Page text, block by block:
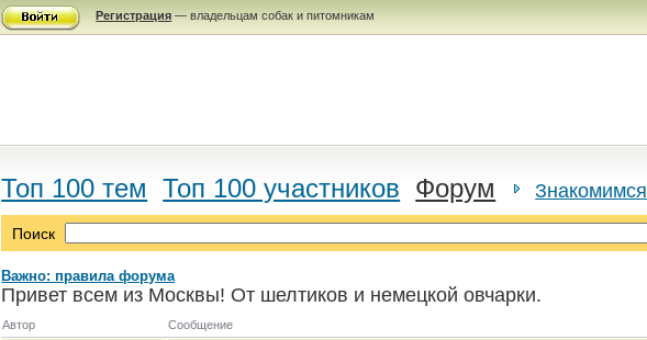
Регистрация — владельцам собак и питомникам
Топ 100 тем Топ 100 участников Форум Знакомимся
Поиск
Важно: правила форума
Привет всем из Москвы! От шелтиков и немецкой овчарки.
Автор Сообщение